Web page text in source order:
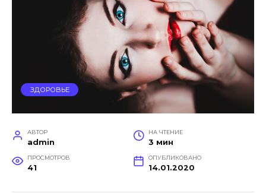
ЗДОРОВЬЕ
АВТОР
admin
НА ЧТЕНИЕ
3 мин
ПРОСМОТРОВ
41
ОПУБЛИКОВАНО
14.01.2020